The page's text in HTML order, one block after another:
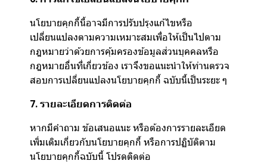
นโยบายคุกกี้นี้อาจมีการปรับปรุงแก้ไขหรือ
เปลี่ยนแปลงตามความเหมาะสมเพื่อให้เป็นไปตาม
กฎหมายว่าด้วยการคุ้มครองข้อมูลส่วนบุคคลหรือ
กฎหมายอื่นที่เกี่ยวข้อง เราจึงขอแนะนำให้ท่านตรวจ
สอบการเปลี่ยนแปลงนโยบายคุกกี้ ฉบับนี้เป็นระยะ ๆ
7. รายละเอียดการติดต่อ
หากมีคำถาม ข้อเสนอแนะ หรือต้องการรายละเอียด
เพิ่มเติมเกี่ยวกับนโยบายคุกกี้ หรือการปฏิบัติตาม
นโยบายคุกกี้ฉบับนี้ โปรดติดต่อ